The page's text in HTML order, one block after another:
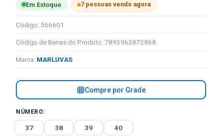
Em Estoque 7 pessoas vendo agora
Código: 566601
Código de Barras do Produto: 7893963872868
Marca: MARLUVAS
Compre por Grade
NÚMERO:
37 38 39 40